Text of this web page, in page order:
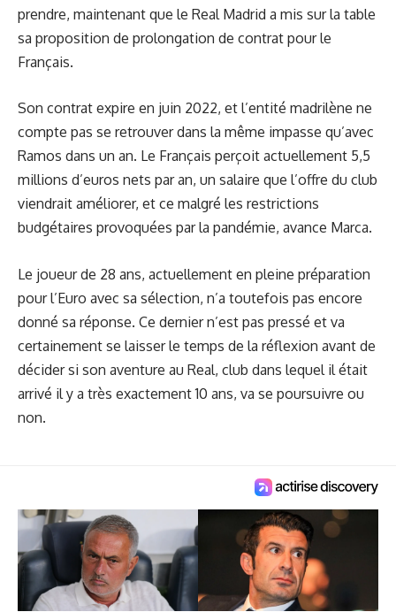
prendre, maintenant que le Real Madrid a mis sur la table
sa proposition de prolongation de contrat pour le
Français.
Son contrat expire en juin 2022, et l’entité madrilène ne
compte pas se retrouver dans la même impasse qu’avec
Ramos dans un an. Le Français perçoit actuellement 5,5
millions d’euros nets par an, un salaire que l’offre du club
viendrait améliorer, et ce malgré les restrictions
budgétaires provoquées par la pandémie, avance Marca.
Le joueur de 28 ans, actuellement en pleine préparation
pour l’Euro avec sa sélection, n’a toutefois pas encore
donné sa réponse. Ce dernier n’est pas pressé et va
certainement se laisser le temps de la réflexion avant de
décider si son aventure au Real, club dans lequel il était
arrivé il y a très exactement 10 ans, va se poursuivre ou
non.